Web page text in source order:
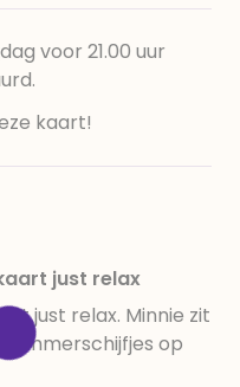
voor 21.00 uur
kaart!
just relax
just relax. Minnie zit
op